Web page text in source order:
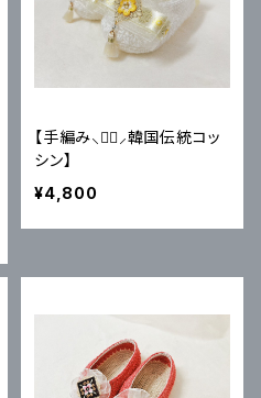
【手編み⸜♥⃜⸝韓国伝統コッ
シン】
¥4,800